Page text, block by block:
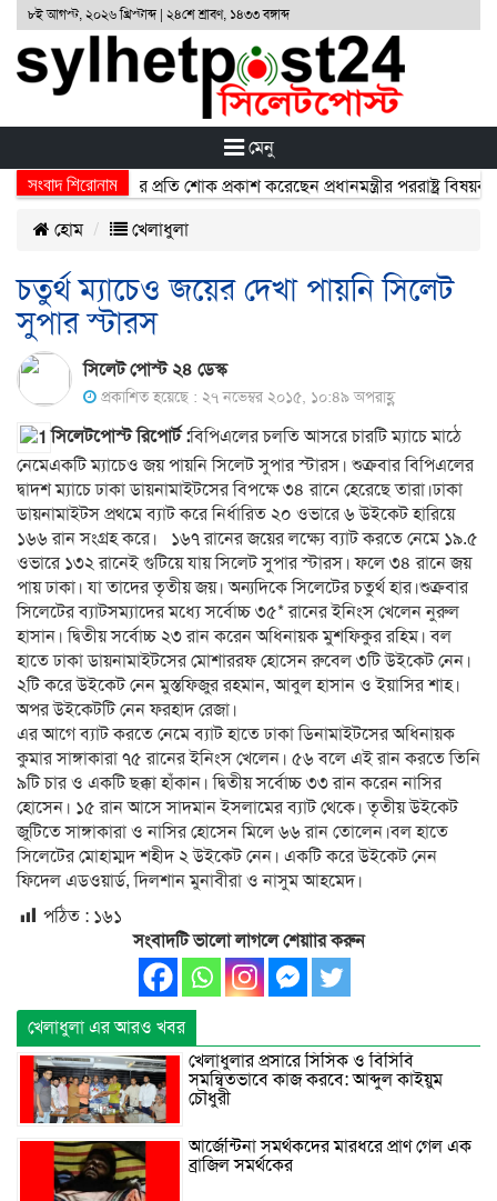
৮ই আগস্ট, ২০২৬ খ্রিস্টাব্দ | ২৪শে শ্রাবণ, ১৪৩৩ বঙ্গাব্দ
মেনু
সংবাদ শিরোনাম
নিহতদের প্রতি শোক প্রকাশ করেছেন প্রধানমন্ত্রীর পররাষ্ট্র বিষয়ক
হোম
খেলাধুলা
চতুর্থ ম্যাচেও জয়ের দেখা পায়নি সিলেট
সুপার স্টারস
সিলেট পোস্ট ২৪ ডেস্ক
প্রকাশিত হয়েছে : ২৭ নভেম্বর ২০১৫, ১০:৪৯ অপরাহ্ণ
সিলেটপোস্ট রিপোর্ট :বিপিএলের চলতি আসরে চারটি ম্যাচে মাঠে
নেমেএকটি ম্যাচেও জয় পায়নি সিলেট সুপার স্টারস। শুক্রবার বিপিএলের
দ্বাদশ ম্যাচে ঢাকা ডায়নামাইটসের বিপক্ষে ৩৪ রানে হেরেছে তারা।ঢাকা
ডায়নামাইটস প্রথমে ব্যাট করে নির্ধারিত ২০ ওভারে ৬ উইকেট হারিয়ে
১৬৬ রান সংগ্রহ করে। ১৬৭ রানের জয়ের লক্ষ্যে ব্যাট করতে নেমে ১৯.৫
ওভারে ১৩২ রানেই গুটিয়ে যায় সিলেট সুপার স্টারস। ফলে ৩৪ রানে জয়
পায় ঢাকা। যা তাদের তৃতীয় জয়। অন্যদিকে সিলেটের চতুর্থ হার।শুক্রবার
সিলেটের ব্যাটসম্যাদের মধ্যে সর্বোচ্চ ৩৫* রানের ইনিংস খেলেন নুরুল
হাসান। দ্বিতীয় সর্বোচ্চ ২৩ রান করেন অধিনায়ক মুশফিকুর রহিম। বল
হাতে ঢাকা ডায়নামাইটসের মোশাররফ হোসেন রুবেল ৩টি উইকেট নেন।
২টি করে উইকেট নেন মুস্তফিজুর রহমান, আবুল হাসান ও ইয়াসির শাহ।
অপর উইকেটটি নেন ফরহাদ রেজা।
এর আগে ব্যাট করতে নেমে ব্যাট হাতে ঢাকা ডিনামাইটসের অধিনায়ক
কুমার সাঙ্গাকারা ৭৫ রানের ইনিংস খেলেন। ৫৬ বলে এই রান করতে তিনি
৯টি চার ও একটি ছক্কা হাঁকান। দ্বিতীয় সর্বোচ্চ ৩৩ রান করেন নাসির
হোসেন। ১৫ রান আসে সাদমান ইসলামের ব্যাট থেকে। তৃতীয় উইকেট
জুটিতে সাঙ্গাকারা ও নাসির হোসেন মিলে ৬৬ রান তোলেন।বল হাতে
সিলেটের মোহাম্মদ শহীদ ২ উইকেট নেন। একটি করে উইকেট নেন
ফিদেল এডওয়ার্ড, দিলশান মুনাবীরা ও নাসুম আহমেদ।
পঠিত : ১৬১
সংবাদটি ভালো লাগলে শেয়াার করুন
খেলাধুলা এর আরও খবর
খেলাধুলার প্রসারে সিসিক ও বিসিবি
সমন্বিতভাবে কাজ করবে: আব্দুল কাইয়ুম
চৌধুরী
আর্জেন্টিনা সমর্থকদের মারধরে প্রাণ গেল এক
ব্রাজিল সমর্থকের